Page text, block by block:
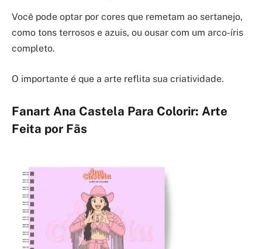
Você pode optar por cores que remetam ao sertanejo,
como tons terrosos e azuis, ou ousar com um arco-íris
completo.
O importante é que a arte reflita sua criatividade.
Fanart Ana Castela Para Colorir: Arte
Feita por Fãs